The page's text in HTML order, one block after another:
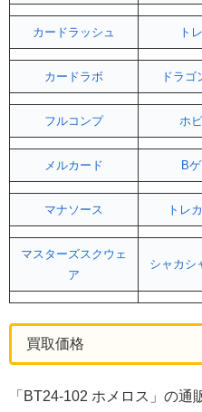
カードラッシュ ト
カードラボ ドラゴ
フルコンプ ホ
メルカード B
マナソース トレ
マスターズスクウェ
ア
シャカシ
買取価格
「BT24-102 ホメロス」の